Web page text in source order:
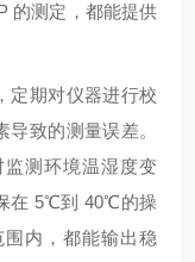
的测定，都能提供
定期对仪器进行校
致的测量误差。
测环境温湿度变
在 5℃到 40℃的操
内，都能输出稳